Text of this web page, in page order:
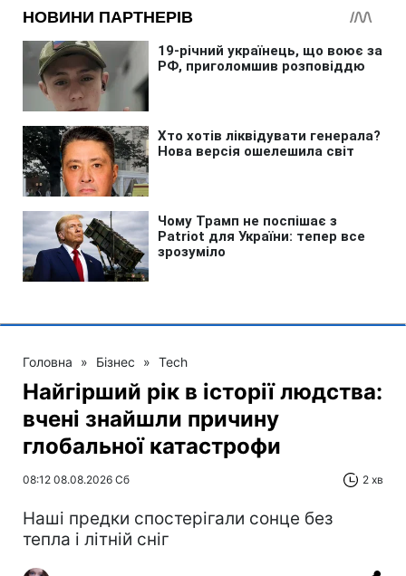
Головна » Бізнес » Tech
Найгірший рік в історії людства:
вчені знайшли причину
глобальної катастрофи
08:12 08.08.2026 Сб 2 хв
Наші предки спостерігали сонце без
тепла і літній сніг